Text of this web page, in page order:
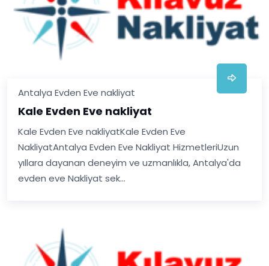
Antalya Evden Eve nakliyat
Kale Evden Eve nakliyat
Kale Evden Eve nakliyatKale Evden Eve
NakliyatAntalya Evden Eve Nakliyat HizmetleriUzun
yıllara dayanan deneyim ve uzmanlıkla, Antalya'da
evden eve Nakliyat sek...